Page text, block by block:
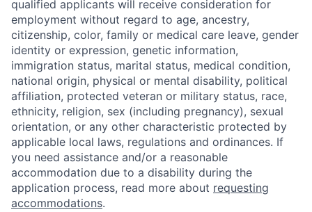
qualified applicants will receive consideration for
employment without regard to age, ancestry,
citizenship, color, family or medical care leave, gender
identity or expression, genetic information,
immigration status, marital status, medical condition,
national origin, physical or mental disability, political
affiliation, protected veteran or military status, race,
ethnicity, religion, sex (including pregnancy), sexual
orientation, or any other characteristic protected by
applicable local laws, regulations and ordinances. If
you need assistance and/or a reasonable
accommodation due to a disability during the
application process, read more about requesting
accommodations.